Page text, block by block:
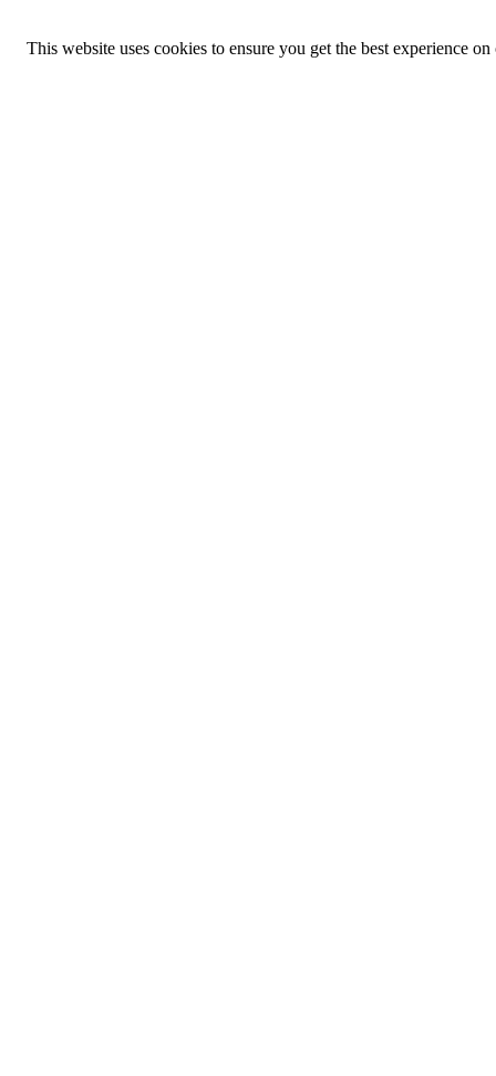
This website uses cookies to ensure you get the best experience